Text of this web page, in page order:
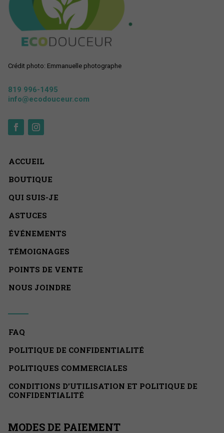
Crédit photo: Emmanuelle photographe
819 996-1495
info@ecodouceur.com
ACCUEIL
BOUTIQUE
QUI SUIS-JE
ASTUCES
ÉVÉNEMENTS
TÉMOIGNAGES
POINTS DE VENTE
NOUS JOINDRE
FAQ
POLITIQUE DE CONFIDENTIALITÉ
POLITIQUES COMMERCIALES
CONDITIONS D’UTILISATION ET POLITIQUE DE
CONFIDENTIALITÉ
MODES DE PAIEMENT